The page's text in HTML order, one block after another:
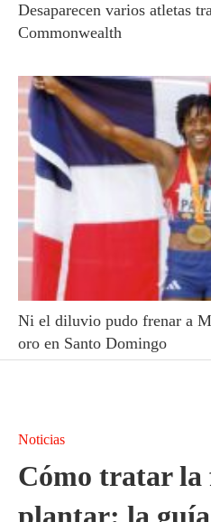
Desaparecen varios atletas
Commonwealth
Ni el diluvio pudo frenar a
oro en Santo Domingo